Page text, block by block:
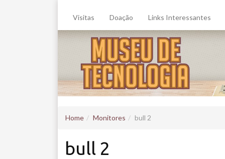
Visitas Doação Links Interessantes
Home Monitores bull 2
bull 2